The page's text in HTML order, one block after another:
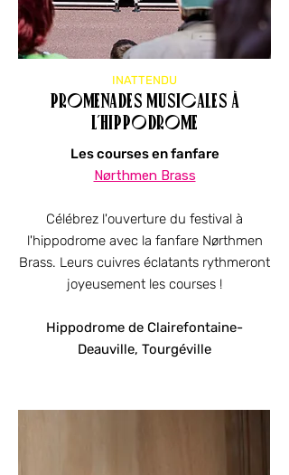
INATTENDU
Promenades musicales à
l’hippodrome
Les courses en fanfare
Nørthmen Brass
Célébrez l'ouverture du festival à
l'hippodrome avec la fanfare Nørthmen
Brass. Leurs cuivres éclatants rythmeront
joyeusement les courses !
Hippodrome de Clairefontaine-
Deauville, Tourgéville